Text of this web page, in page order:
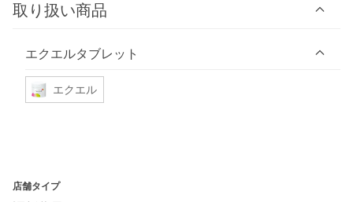
取り扱い商品
エクエルタブレット
エクエル
店舗タイプ